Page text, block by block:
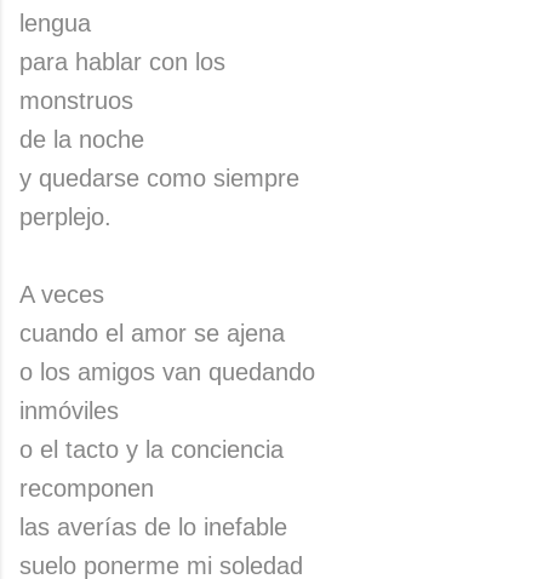
lengua
para hablar con los
monstruos
de la noche
y quedarse como siempre
perplejo.
A veces
cuando el amor se ajena
o los amigos van quedando
inmóviles
o el tacto y la conciencia
recomponen
las averías de lo inefable
suelo ponerme mi soledad